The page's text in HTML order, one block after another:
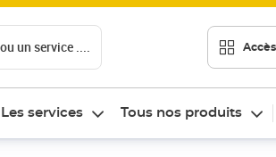
un service ....
Les services Tous nos produits